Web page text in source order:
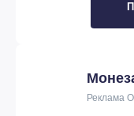
Реклама